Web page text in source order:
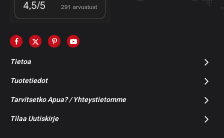
Tietoa
Tuotetiedot
Tarvitsetko Apua? / Yhteystietomme
Tilaa Uutiskirje